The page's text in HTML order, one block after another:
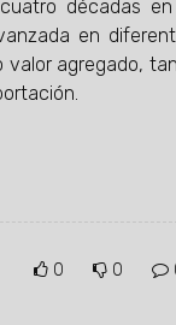
décadas
en
valor agregado,
0 0